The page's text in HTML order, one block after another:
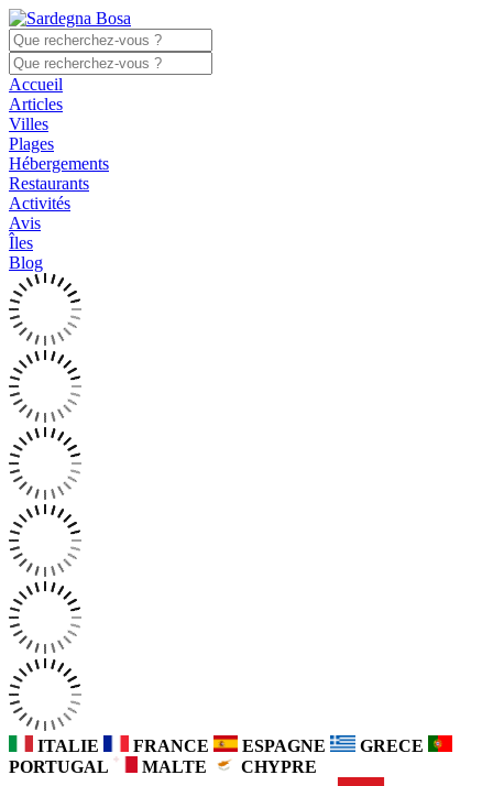
Accueil
Articles
Villes
Plages
Hébergements
Restaurants
Activités
Avis
Îles
Blog
ITALIE FRANCE ESPAGNE
GRECE
PORTUGAL
MALTE CHYPRE